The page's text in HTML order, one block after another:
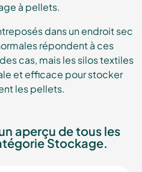
à pellets.
dans un endroit sec
répondent à ces
cas, mais les silos textiles
et efficace pour stocker
les pellets.
aperçu de tous les
Stockage.